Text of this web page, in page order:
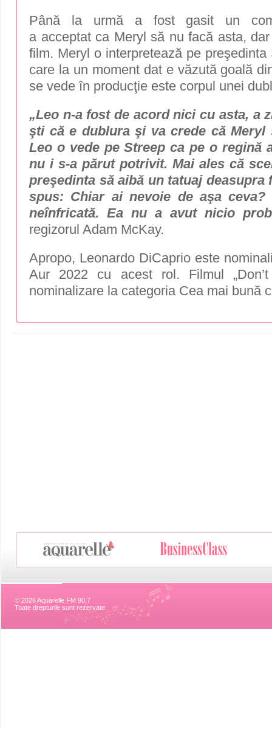
Până la urmă a fost gasit un
a acceptat ca Meryl să nu facă asta,
film. Meryl o interpretează pe
care la un moment dat e văzută goală
se vede în producţie este corpul unei
„Leo n-a fost de acord nici cu asta, a
şti că e dublura şi va crede că Meryl
Leo o vede pe Streep ca pe o regină
nu i s-a părut potrivit. Mai ales că
preşedinta să aibă un tatuaj deasupra
spus: Chiar ai nevoie de aşa
neînfricată. Ea nu a avut nicio
regizorul Adam McKay.
Apropo, Leonardo DiCaprio este
Aur 2022 cu acest rol. Filmul
nominalizare la categoria Cea mai bună
© 2026 Aquarelle FM 90,7
Toate drepturile sunt rezervate